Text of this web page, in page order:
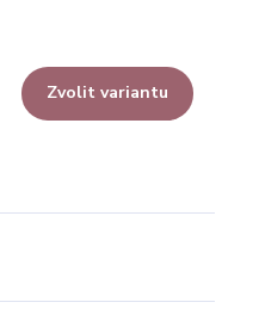
Zvolit variantu